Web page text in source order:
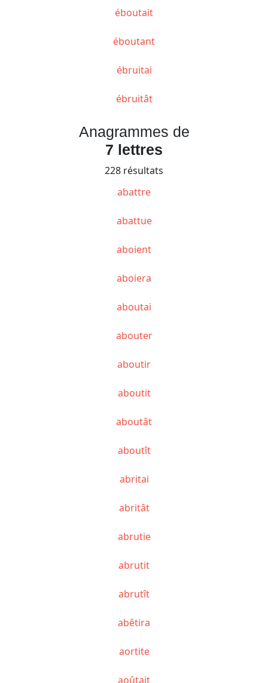
éboutait
éboutant
ébruitai
ébruitât
Anagrammes de
7 lettres
228 résultats
abattre
abattue
aboient
aboiera
aboutai
abouter
aboutir
aboutit
aboutât
aboutît
abritai
abritât
abrutie
abrutit
abrutît
abêtira
aortite
aoûtait